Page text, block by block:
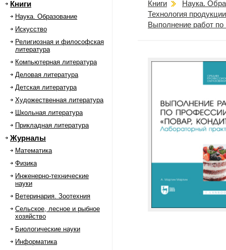
Книги
Наука. Образование
Искусство
Религиозная и философская
литература
Компьютерная литература
Деловая литература
Детская литература
Художественная литература
Школьная литература
Прикладная литература
Журналы
Математика
Физика
Инженерно-технические
науки
Ветеринария. Зоотехния
Сельское, лесное и рыбное
хозяйство
Биологические науки
Информатика
Книги
Наука.
Технология
Выполнение работ